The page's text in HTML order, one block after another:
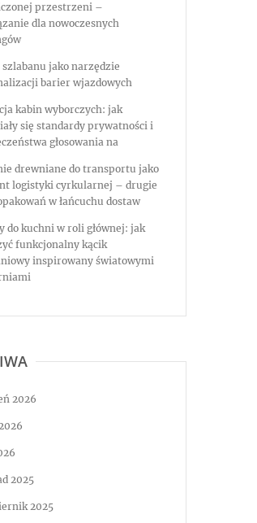
przestrzeni –
dla nowoczesnych
szlabanu jako narzędzie
barier wjazdowych
kabin wyborczych: jak
się standardy prywatności i
głosowania na
drewniane do transportu jako
logistyki cyrkularnej – drugie
w łańcuchu dostaw
do kuchni w roli głównej: jak
funkcjonalny kącik
inspirowany światowymi
2026
2025
2025